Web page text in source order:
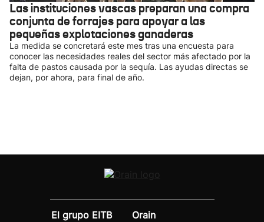
Las instituciones vascas preparan una compra
conjunta de forrajes para apoyar a las
pequeñas explotaciones ganaderas
La medida se concretará este mes tras una encuesta para
conocer las necesidades reales del sector más afectado por la
falta de pastos causada por la sequía. Las ayudas directas se
dejan, por ahora, para final de año.
El grupo EITB
Orain